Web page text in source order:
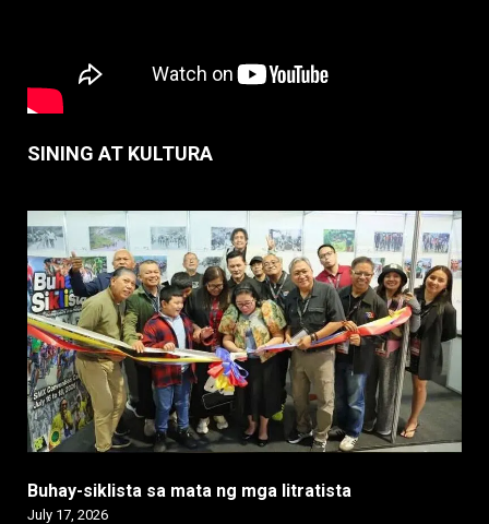
SINING AT KULTURA
Buhay-siklista sa mata ng mga litratista
July 17, 2026